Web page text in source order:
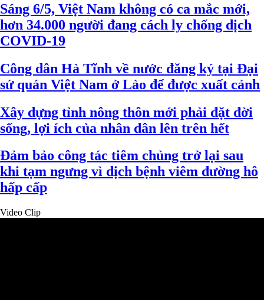
Sáng 6/5, Việt Nam không có ca mắc mới,
hơn 34.000 người đang cách ly chống dịch
COVID-19
Công dân Hà Tĩnh về nước đăng ký tại Đại
sứ quán Việt Nam ở Lào để được xuất cảnh
Xây dựng tỉnh nông thôn mới phải đặt đời
sống, lợi ích của nhân dân lên trên hết
Đảm bảo công tác tiêm chủng trở lại sau
khi tạm ngưng vì dịch bệnh viêm đường hô
hấp cấp
Video Clip